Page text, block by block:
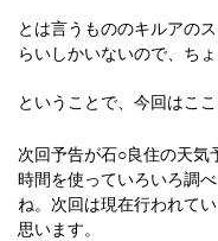
とは言うもののキルアの
らいしかいないので、ち
ということで、今回はここ
次回予告が石○良住の天
時間を使っていろいろ調
ね。次回は現在行われて
思います。